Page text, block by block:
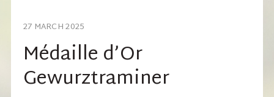
27 MARCH 2025
Médaille d’Or
Gewurztraminer